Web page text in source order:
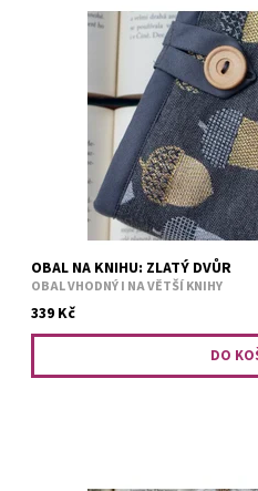
Obal je vhodný i na větší knihy.
měkká výplň. Například tituly:
v popelu, nová Hra o trůny v
OBAL NA KNIHU: ZLATÝ DVŮR
OBAL VHODNÝ I NA VĚTŠÍ KNIHY
339 Kč